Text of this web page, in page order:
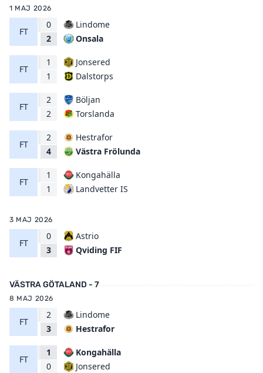
1 MAJ 2026
FT
0
2
Lindome
Onsala
FT
1
1
Jonsered
Dalstorps
FT
2
2
Böljan
Torslanda
FT
2
4
Hestrafor
Västra Frölunda
FT
1
1
Kongahälla
Landvetter IS
3 MAJ 2026
FT
0
3
Astrio
Qviding FIF
VÄSTRA GÖTALAND - 7
8 MAJ 2026
FT
2
3
Lindome
Hestrafor
FT
1
0
Kongahälla
Jonsered